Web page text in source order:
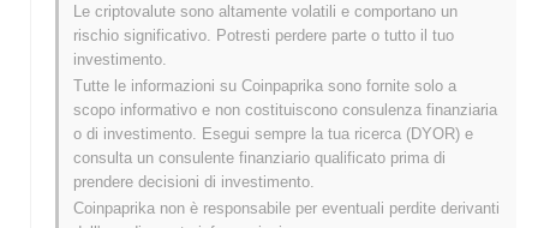
Massimo Storico (ATH):$0.0 575
Minimo Storico (ATL):
Captain Punk è attualmente scambiato~97.23%al di sotto del
suo ATH .
Come si sta comportando Captain Punk rispetto al
mercato crypto più ampio?
Le criptovalute sono altamente volatili e comportano un
rischio significativo. Potresti perdere parte o tutto il tuo
investimento.
Tutte le informazioni su Coinpaprika sono fornite solo a
scopo informativo e non costituiscono consulenza finanziaria
o di investimento. Esegui sempre la tua ricerca (DYOR) e
consulta un consulente finanziario qualificato prima di
prendere decisioni di investimento.
Coinpaprika non è responsabile per eventuali perdite derivanti